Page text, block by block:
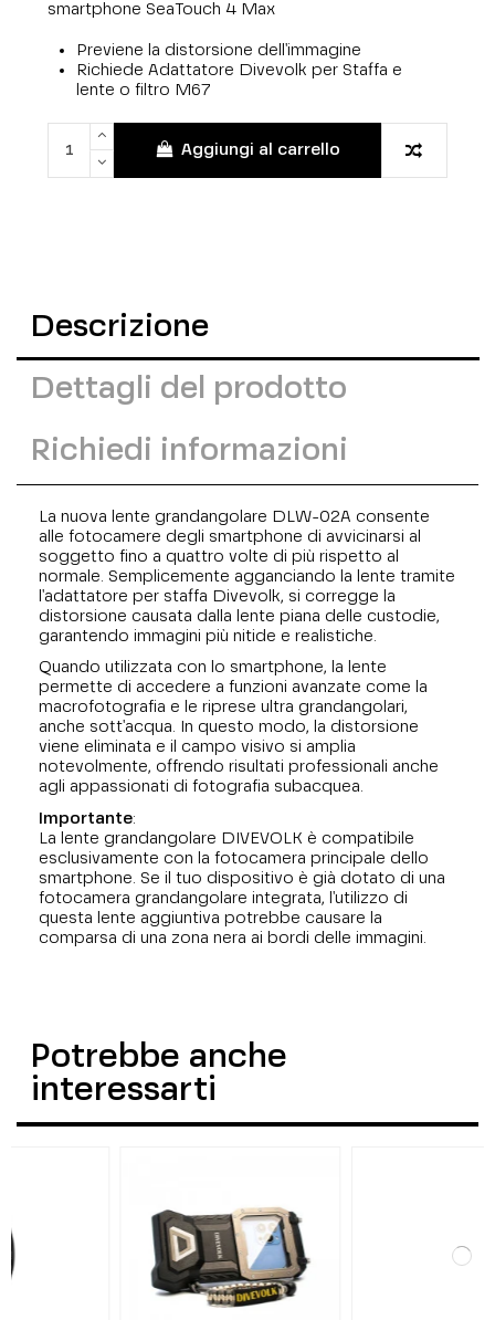
smartphone SeaTouch 4 Max
Previene la distorsione dell'immagine
Richiede Adattatore Divevolk per Staffa e
lente o filtro M67
Aggiungi al carrello
Descrizione
Dettagli del prodotto
Richiedi informazioni
La nuova lente grandangolare DLW-02A consente
alle fotocamere degli smartphone di avvicinarsi al
soggetto fino a quattro volte di più rispetto al
normale. Semplicemente agganciando la lente tramite
l'adattatore per staffa Divevolk, si corregge la
distorsione causata dalla lente piana delle custodie,
garantendo immagini più nitide e realistiche.
Quando utilizzata con lo smartphone, la lente
permette di accedere a funzioni avanzate come la
macrofotografia e le riprese ultra grandangolari,
anche sott'acqua. In questo modo, la distorsione
viene eliminata e il campo visivo si amplia
notevolmente, offrendo risultati professionali anche
agli appassionati di fotografia subacquea.
Importante:
La lente grandangolare DIVEVOLK è compatibile
esclusivamente con la fotocamera principale dello
smartphone. Se il tuo dispositivo è già dotato di una
fotocamera grandangolare integrata, l'utilizzo di
questa lente aggiuntiva potrebbe causare la
comparsa di una zona nera ai bordi delle immagini.
Potrebbe anche
interessarti